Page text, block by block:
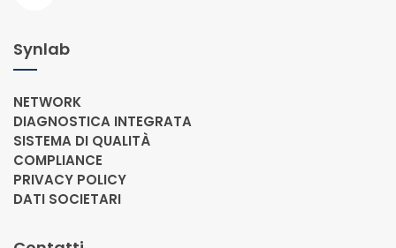
Synlab
NETWORK
DIAGNOSTICA INTEGRATA
SISTEMA DI QUALITÀ
COMPLIANCE
PRIVACY POLICY
DATI SOCIETARI